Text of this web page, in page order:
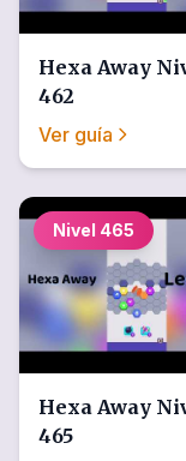
Hexa Away
462
Ver guía
Nivel 465
Hexa Away
465